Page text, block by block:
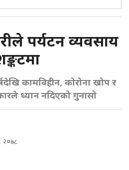
पर्यटन व्यवसाय
कामविहीन, कोरोना खोप र
ध्यान नदिएको गुनासो
२०७८